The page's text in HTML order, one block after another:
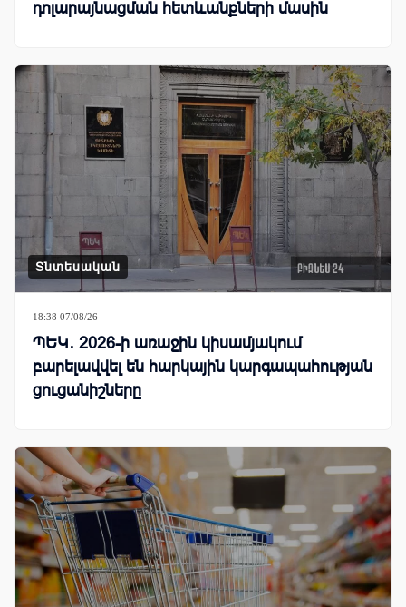
դոլարայնացման հետևանքների մասին
Տնտեսական
18:38 07/08/26
ՊԵԿ․ 2026-ի առաջին կիսամյակում
բարելավվել են հարկային կարգապահության
ցուցանիշները